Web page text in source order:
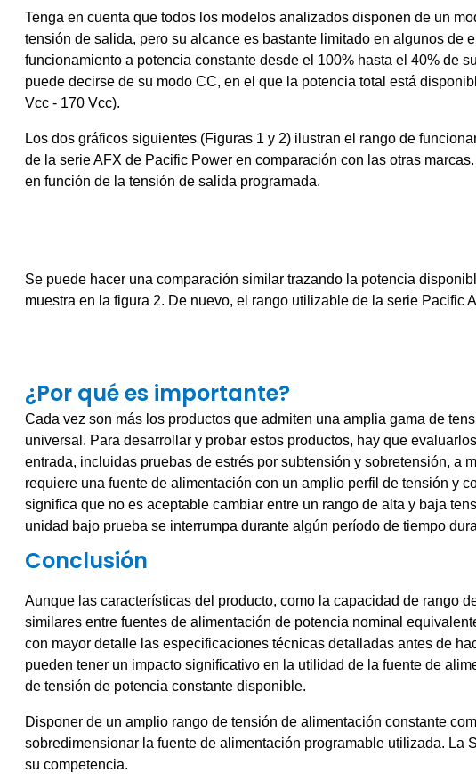
Tenga en cuenta que todos los modelos analizados disponen de un
tensión de salida, pero su alcance es bastante limitado en algunos de
funcionamiento a potencia constante desde el 100% hasta el 40% de
puede decirse de su modo CC, en el que la potencia total está
Vcc - 170 Vcc).
Los dos gráficos siguientes (Figuras 1 y 2) ilustran el rango de
de la serie AFX de Pacific Power en comparación con las otras
en función de la tensión de salida programada.
Se puede hacer una comparación similar trazando la potencia
muestra en la figura 2. De nuevo, el rango utilizable de la serie Pacific
¿Por qué es importante?
Cada vez son más los productos que admiten una amplia gama de
universal. Para desarrollar y probar estos productos, hay que
entrada, incluidas pruebas de estrés por subtensión y sobretensión, a
requiere una fuente de alimentación con un amplio perfil de tensión y
significa que no es aceptable cambiar entre un rango de alta y baja
unidad bajo prueba se interrumpa durante algún período de tiempo
Conclusión
Aunque las características del producto, como la capacidad de rango
similares entre fuentes de alimentación de potencia nominal
con mayor detalle las especificaciones técnicas detalladas antes de
pueden tener un impacto significativo en la utilidad de la fuente de
de tensión de potencia constante disponible.
Disponer de un amplio rango de tensión de alimentación constante
sobredimensionar la fuente de alimentación programable utilizada. La
su competencia.